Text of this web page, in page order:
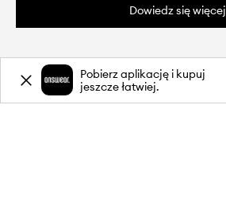
Dowiedz się więcej
Pobierz aplikację i kupuj
jeszcze łatwiej.